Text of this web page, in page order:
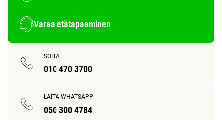
Varaa etätapaaminen
SOITA
010 470 3700
LAITA WHATSAPP
050 300 4784